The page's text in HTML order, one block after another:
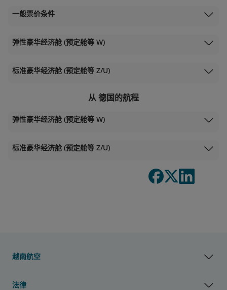
一般票价条件
弹性豪华经济舱 (预定舱等 W)
标准豪华经济舱 (预定舱等 Z/U)
从 德国的航程
弹性豪华经济舱 (预定舱等 W)
标准豪华经济舱 (预定舱等 Z/U)
越南航空
法律